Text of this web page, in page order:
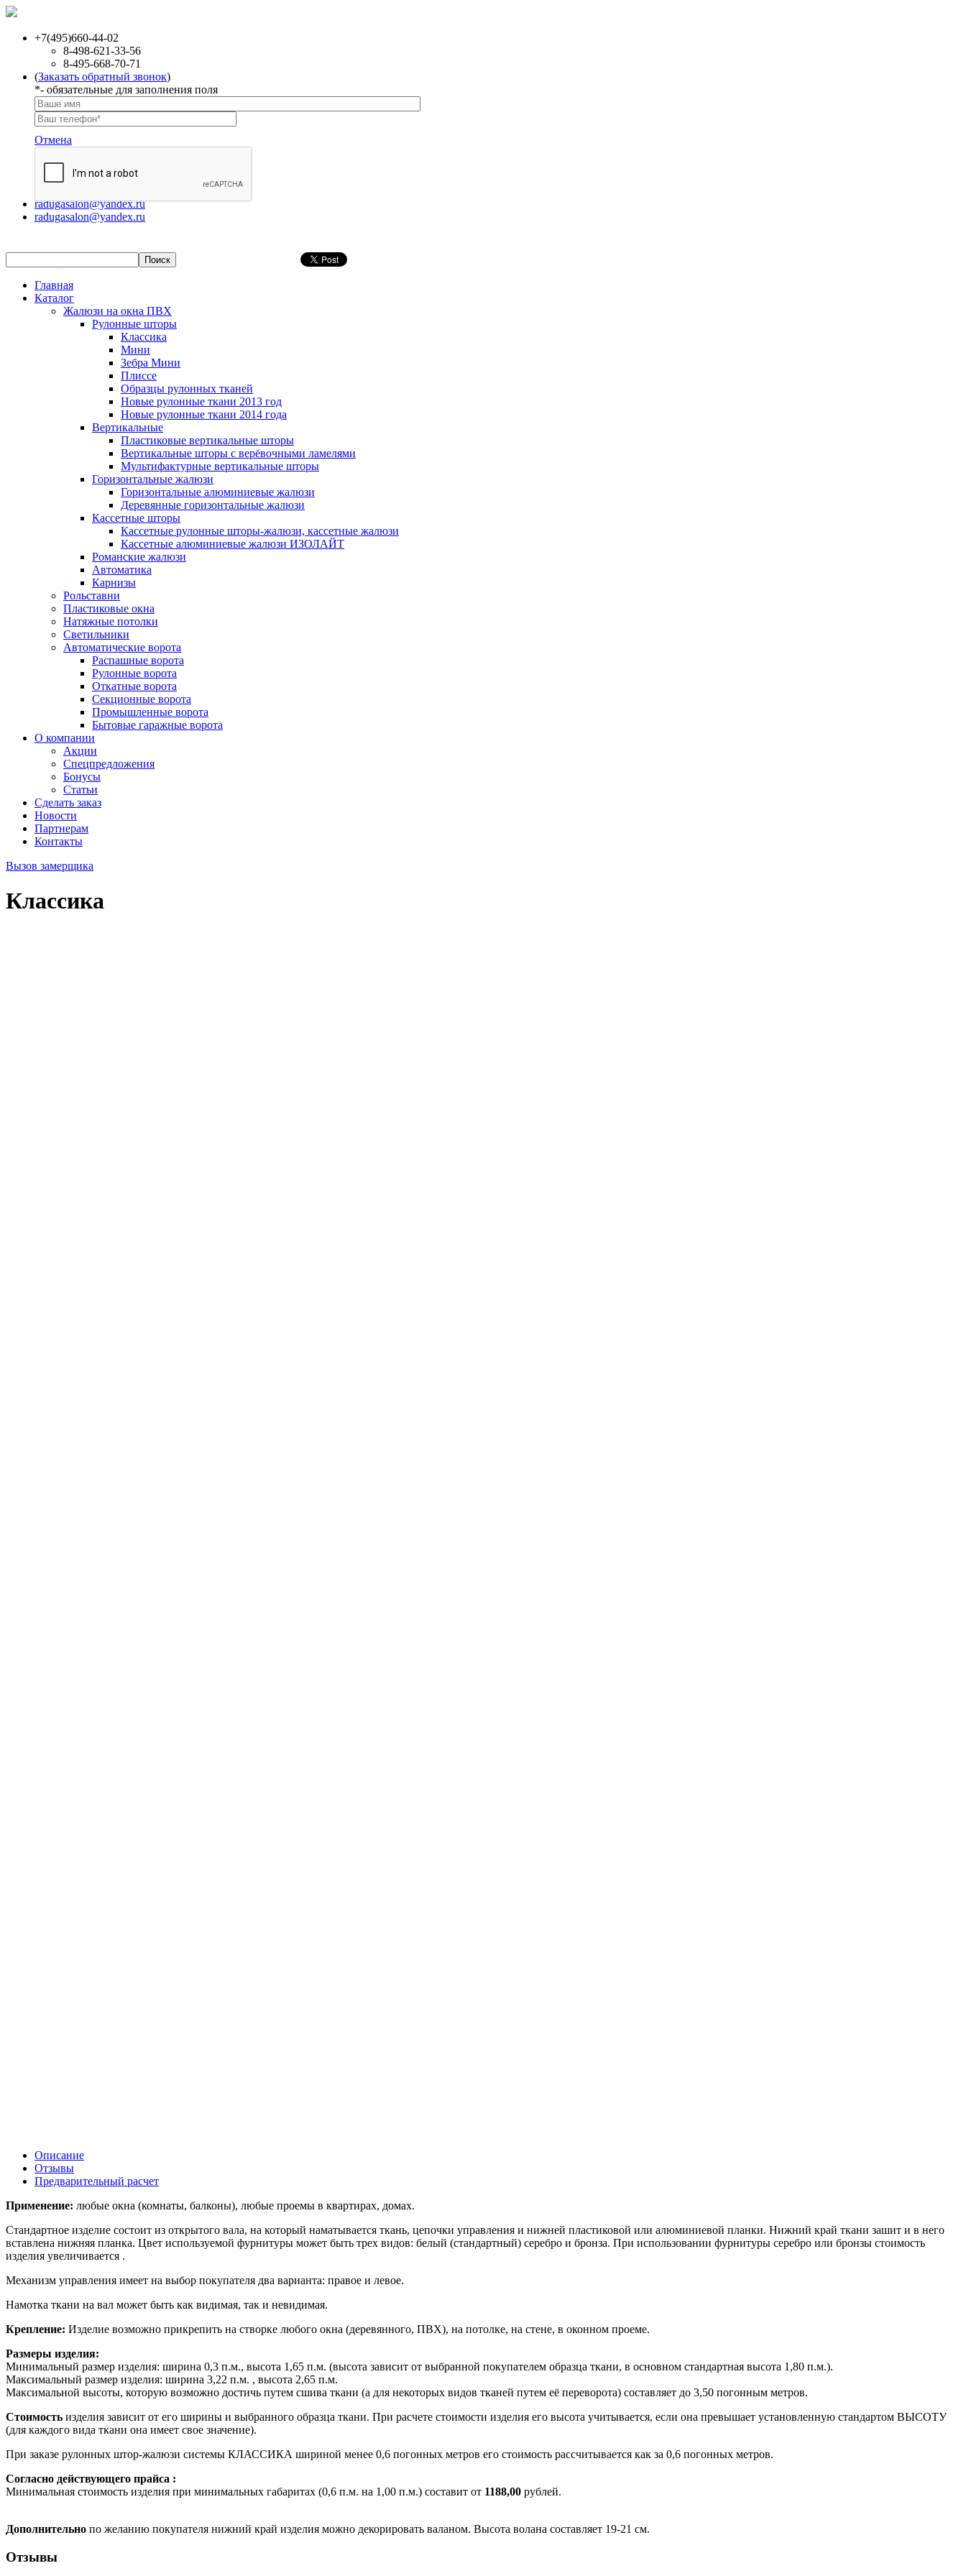
+7(495)660-44-02
8-498-621-33-56
8-495-668-70-71
(Заказать обратный звонок)
*- обязательные для заполнения поля
Отмена
radugasalon@yandex.ru
radugasalon@yandex.ru
Главная
Каталог
Жалюзи на окна ПВХ
Рулонные шторы
Классика
Мини
Зебра Мини
Плиссе
Образцы рулонных тканей
Новые рулонные ткани 2013 год
Новые рулонные ткани 2014 года
Вертикальные
Пластиковые вертикальные шторы
Вертикальные шторы с верёвочными ламелями
Мультифактурные вертикальные шторы
Горизонтальные жалюзи
Горизонтальные алюминиевые жалюзи
Деревянные горизонтальные жалюзи
Кассетные шторы
Кассетные рулонные шторы-жалюзи, кассетные жалюзи
Кассетные алюминиевые жалюзи ИЗОЛАЙТ
Романские жалюзи
Автоматика
Карнизы
Рольставни
Пластиковые окна
Натяжные потолки
Светильники
Автоматические ворота
Распашные ворота
Рулонные ворота
Откатные ворота
Секционные ворота
Промышленные ворота
Бытовые гаражные ворота
О компании
Акции
Спецпредложения
Бонусы
Статьи
Сделать заказ
Новости
Партнерам
Контакты
Вызов замерщика
Классика
Описание
Отзывы
Предварительный расчет
Применение: любые окна (комнаты, балконы), любые проемы в квартирах, домах.
Стандартное изделие состоит из открытого вала, на который наматывается ткань, цепочки управления и нижней пластиковой или алюминиевой планки. Нижний край ткани зашит и в него
вставлена нижняя планка. Цвет используемой фурнитуры может быть трех видов: белый (стандартный) серебро и бронза. При использовании фурнитуры серебро или бронзы стоимость
изделия увеличивается .
Механизм управления имеет на выбор покупателя два варианта: правое и левое.
Намотка ткани на вал может быть как видимая, так и невидимая.
Крепление: Изделие возможно прикрепить на створке любого окна (деревянного, ПВХ), на потолке, на стене, в оконном проеме.
Размеры изделия:
Минимальный размер изделия: ширина 0,3 п.м., высота 1,65 п.м. (высота зависит от выбранной покупателем образца ткани, в основном стандартная высота 1,80 п.м.).
Максимальный размер изделия: ширина 3,22 п.м. , высота 2,65 п.м.
Максимальной высоты, которую возможно достичь путем сшива ткани (а для некоторых видов тканей путем её переворота) составляет до 3,50 погонным метров.
Стоимость изделия зависит от его ширины и выбранного образца ткани. При расчете стоимости изделия его высота учитывается, если она превышает установленную стандартом ВЫСОТУ
(для каждого вида ткани она имеет свое значение).
При заказе рулонных штор-жалюзи системы КЛАССИКА шириной менее 0,6 погонных метров его стоимость рассчитывается как за 0,6 погонных метров.
Согласно действующего прайса :
Минимальная стоимость изделия при минимальных габаритах (0,6 п.м. на 1,00 п.м.) составит от 1188,00 рублей.
Дополнительно по желанию покупателя нижний край изделия можно декорировать валаном. Высота волана составляет 19-21 см.
Отзывы